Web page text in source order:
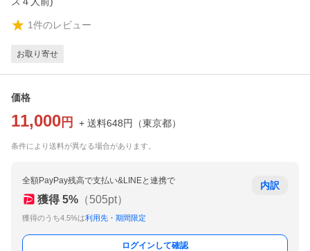
1件のレビュー
お取り寄せ
価格
11,000 円 + 送料648円 （東京都）
条件により送料が異なる場合があります。
全額PayPay残高で支払い&LINEと連携で
獲得 5% （505pt）
獲得のうち4.5%は利用先・期間限定
内訳
ログインして確認